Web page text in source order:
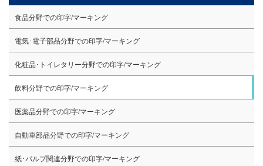
食品分野での印字/マーキング
電気･電子部品分野での印字/マーキング
化粧品･トイレタリー分野での印字/マーキング
飲料分野での印字/マーキング
医薬品分野での印字/マーキング
自動車部品分野での印字/マーキング
紙･パルプ関連分野での印字/マーキング